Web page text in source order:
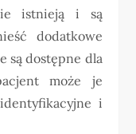
istnieją i są
dodatkowe
są dostępne dla
może je
i